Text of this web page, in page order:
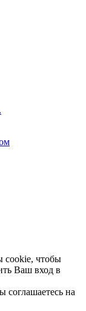
cookie, чтобы
Ваш вход в
соглашаетесь на